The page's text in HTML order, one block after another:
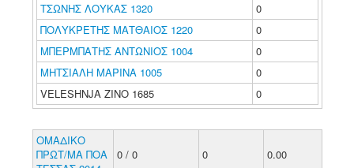
ΤΣΩΝΗΣ ΛΟΥΚΑΣ 1320
0
ΠΟΛΥΚΡΕΤΗΣ ΜΑΤΘΑΙΟΣ 1220
0
ΜΠΕΡΜΠΑΤΗΣ ΑΝΤΩΝΙΟΣ 1004
0
ΜΗΤΣΙΑΛΗ ΜΑΡΙΝΑ 1005
0
VELESHNJA ZINO 1685
0
ΟΜΑΔΙΚΟ
ΠΡΩΤ/ΜΑ ΠΟΑ
0 / 0 0 0.00